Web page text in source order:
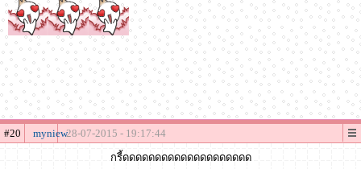
#20 myniew28-07-2015 - 19:17:44
กรี้ดดดดดดดดดดดดดดดดดดดด